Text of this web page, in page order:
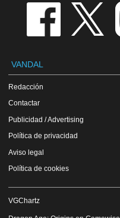
VANDAL
Redacción
Contactar
Publicidad / Advertising
Política de privacidad
Aviso legal
Política de cookies
VGChartz